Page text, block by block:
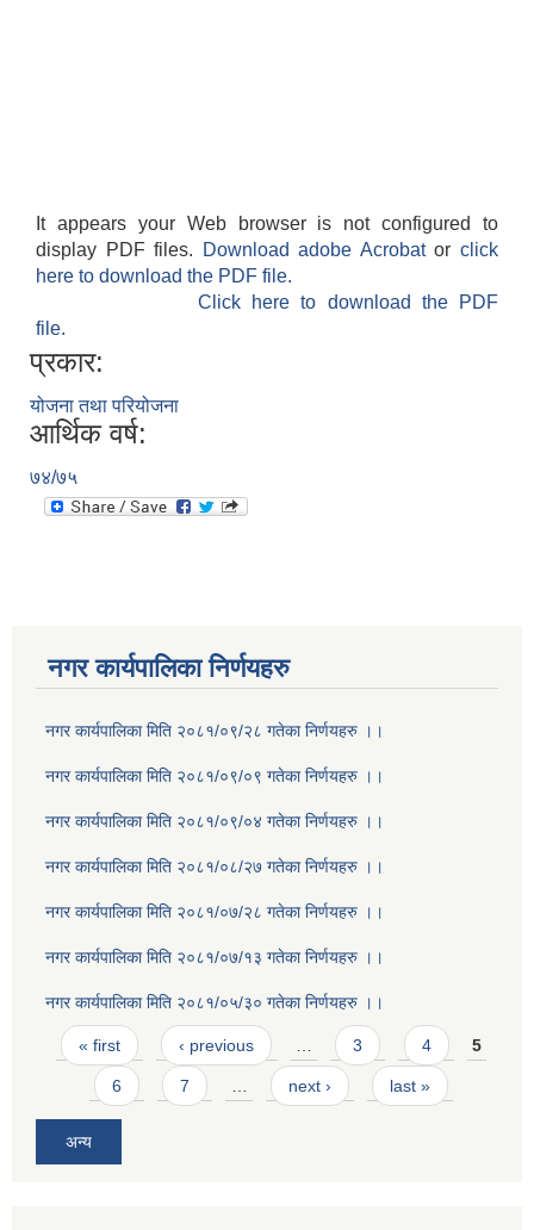
It appears your Web browser is not configured to
display PDF files.
Download adobe Acrobatorclick
here to download the PDF file.
Click here to download the PDF
file.
प्रकार:
योजना तथा परियोजना
आर्थिक वर्ष:
७४/७५
नगर कार्यपालिका निर्णयहरु
नगर कार्यपालिका मिति २०८१/०९/२८ गतेका निर्णयहरु ।।
नगर कार्यपालिका मिति २०८१/०९/०९ गतेका निर्णयहरु ।।
नगर कार्यपालिका मिति २०८१/०९/०४ गतेका निर्णयहरु ।।
नगर कार्यपालिका मिति २०८१/०८/२७ गतेका निर्णयहरु ।।
नगर कार्यपालिका मिति २०८१/०७/२८ गतेका निर्णयहरु ।।
नगर कार्यपालिका मिति २०८१/०७/१३ गतेका निर्णयहरु ।।
नगर कार्यपालिका मिति २०८१/०५/३० गतेका निर्णयहरु ।।
Pages
« first ‹ previous … 3 4 5
6 7 … next › last »
अन्य